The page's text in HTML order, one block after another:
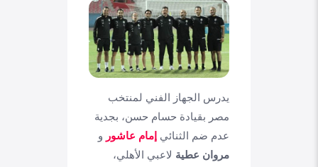
يدرس الجهاز الفني لمنتخب
مصر بقيادة حسام حسن، بجدية
عدم ضم الثنائي إمام عاشور و
مروان عطية لاعبي الأهلي،